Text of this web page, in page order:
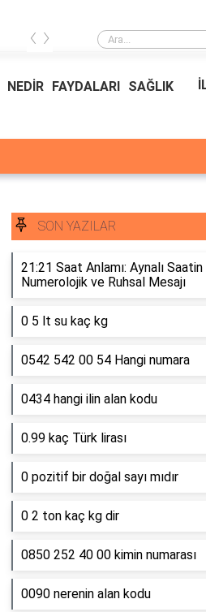
Ödeal Müşteri Hizmetleri
‹ ›
NEDİR FAYDALARI SAĞLIK
SON YAZILAR
21:21 Saat Anlamı: Aynalı Saatin
Numerolojik ve Ruhsal Mesajı
0 5 lt su kaç kg
0542 542 00 54 Hangi numara
0434 hangi ilin alan kodu
0.99 kaç Türk lirası
0 pozitif bir doğal sayı mıdır
0 2 ton kaç kg dir
0850 252 40 00 kimin numarası
0090 nerenin alan kodu